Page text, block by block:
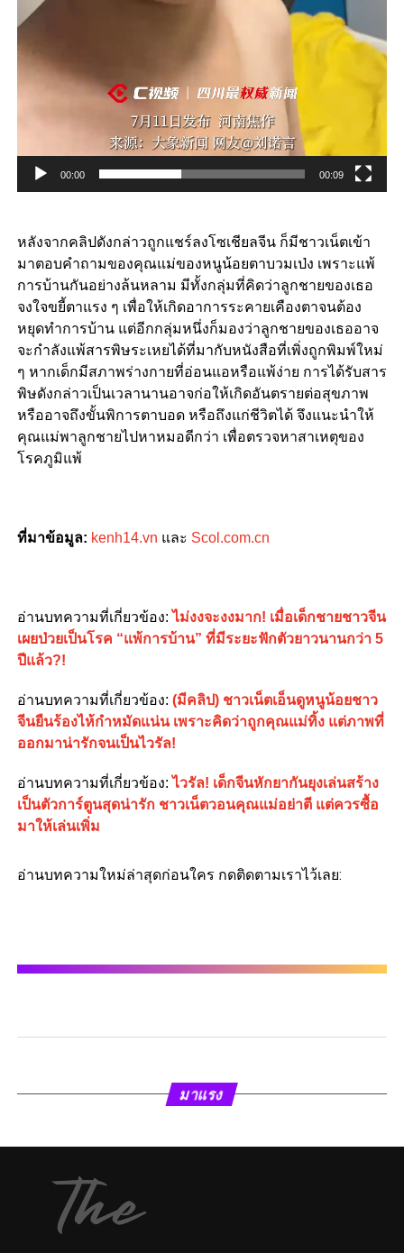
00:00 00:09
หลังจากคลิปดังกล่าวถูกแชร์ลงโซเชียลจีน ก็มีชาวเน็ตเข้า
มาตอบคำถามของคุณแม่ของหนูน้อยตาบวมเป่ง เพราะแพ้
การบ้านกันอย่างล้นหลาม มีทั้งกลุ่มที่คิดว่าลูกชายของเธอ
จงใจขยี้ตาแรง ๆ เพื่อให้เกิดอาการระคายเคืองตาจนต้อง
หยุดทำการบ้าน แต่อีกกลุ่มหนึ่งก็มองว่าลูกชายของเธออาจ
จะกำลังแพ้สารพิษระเหยได้ที่มากับหนังสือที่เพิ่งถูกพิมพ์ใหม่
ๆ หากเด็กมีสภาพร่างกายที่อ่อนแอหรือแพ้ง่าย การได้รับสาร
พิษดังกล่าวเป็นเวลานานอาจก่อให้เกิดอันตรายต่อสุขภาพ
หรืออาจถึงขั้นพิการตาบอด หรือถึงแก่ชีวิตได้ จึงแนะนำให้
คุณแม่พาลูกชายไปหาหมอดีกว่า เพื่อตรวจหาสาเหตุของ
โรคภูมิแพ้
ที่มาข้อมูล: kenh14.vn และ Scol.com.cn
อ่านบทความที่เกี่ยวข้อง:ไม่งงจะงงมาก! เมื่อเด็กชายชาวจีน
เผยป่วยเป็นโรค “แพ้การบ้าน” ที่มีระยะฟักตัวยาวนานกว่า 5
ปีแล้ว?!
อ่านบทความที่เกี่ยวข้อง: (มีคลิป) ชาวเน็ตเอ็นดูหนูน้อยชาว
จีนยืนร้องไห้กำหมัดแน่น เพราะคิดว่าถูกคุณแม่ทิ้ง แต่ภาพที่
ออกมาน่ารักจนเป็นไวรัล!
อ่านบทความที่เกี่ยวข้อง:ไวรัล! เด็กจีนหักยากันยุงเล่นสร้าง
เป็นตัวการ์ตูนสุดน่ารัก ชาวเน็ตวอนคุณแม่อย่าตี แต่ควรซื้อ
มาให้เล่นเพิ่ม
อ่านบทความใหม่ล่าสุดก่อนใคร กดติดตามเราไว้เลย:
มาแรง